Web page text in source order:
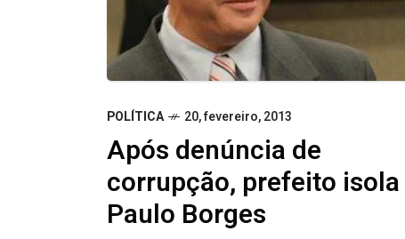
POLÍTICA 20, fevereiro, 2013
Após denúncia de
corrupção, prefeito isola
Paulo Borges